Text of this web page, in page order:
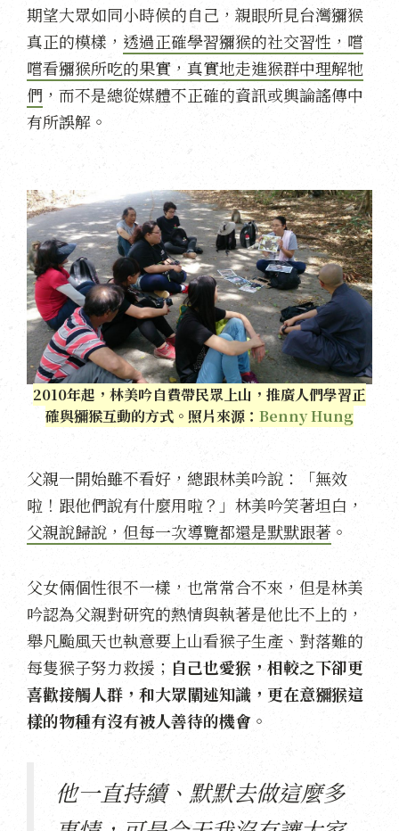
期望大眾如同小時候的自己，親眼所見台灣獼猴
真正的模樣， 透過正確學習獼猴的社交習性，嚐
嚐看獼猴所吃的果實，真實地走進猴群中理解牠
們 ，而不是總從媒體不正確的資訊或輿論謠傳中
有所誤解。
2010年起，林美吟自費帶民眾上山，推廣人們學習正
確與獼猴互動的方式。照片來源： Benny Hung
父親一開始雖不看好，總跟林美吟說：「無效
啦！跟他們說有什麼用啦？」林美吟笑著坦白，
父親說歸說，但每一次導覽都還是默默跟著 。
父女倆個性很不一樣，也常常合不來，但是林美
吟認為父親對研究的熱情與執著是他比不上的，
舉凡颱風天也執意要上山看猴子生產、對落難的
每隻猴子努力救援； 自己也愛猴，相較之下卻更
喜歡接觸人群，和大眾闡述知識，更在意獼猴這
樣的物種有沒有被人善待的機會 。
他一直持續、默默去做這麼多